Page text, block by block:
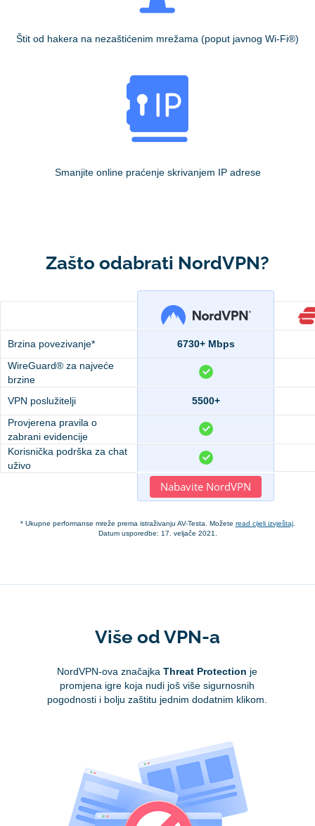
Štit od hakera na nezaštićenim mrežama (poput javnog Wi-Fi®)
Smanjite online praćenje skrivanjem IP adrese
Zašto odabrati NordVPN?
Brzina povezivanje* 6730+ Mbps
WireGuard® za najveće
brzine
VPN poslužitelji
5500+
Provjerena pravila o
zabrani evidencije
Korisnička podrška za chat
uživo
Nabavite NordVPN
* Ukupne performanse mreže prema istraživanju AV-Testa. Možete read cijeli izvještaj.
Datum usporedbe: 17. veljače 2021.
Više od VPN-a
NordVPN-ova značajkaThreat Protection je
promjena igre koja nudi još više sigurnosnih
pogodnosti i bolju zaštitu jednim dodatnim klikom.